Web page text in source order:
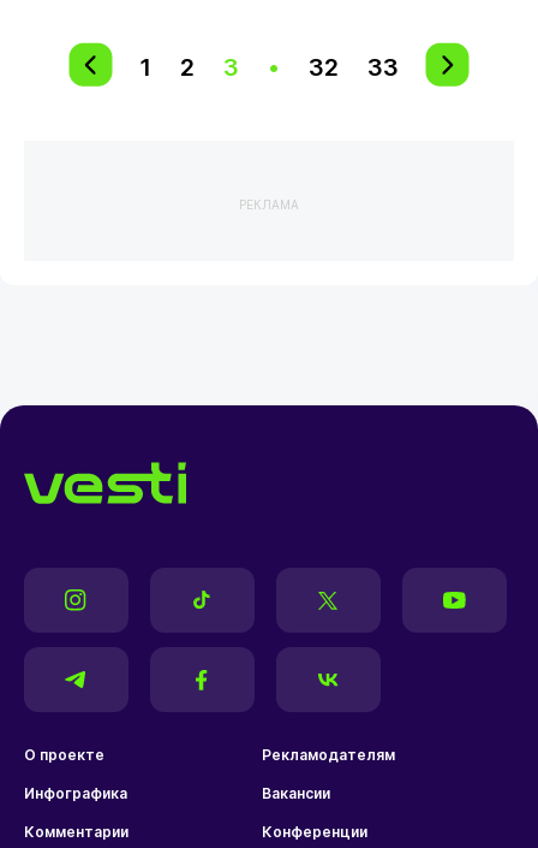
1 2 3 • 32 33
РЕКЛАМА
О проекте Рекламодателям
Инфографика Вакансии
Комментарии Конференции